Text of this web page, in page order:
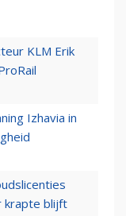
KLM Erik
Izhavia in
krapte blijft